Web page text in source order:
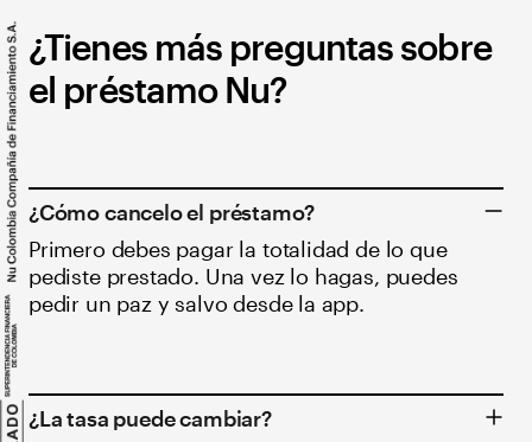
¿Tienes más preguntas sobre
el préstamo Nu?
¿Cómo cancelo el préstamo?
Primero debes pagar la totalidad de lo que
pediste prestado. Una vez lo hagas, puedes
pedir un paz y salvo desde la app.
¿La tasa puede cambiar?